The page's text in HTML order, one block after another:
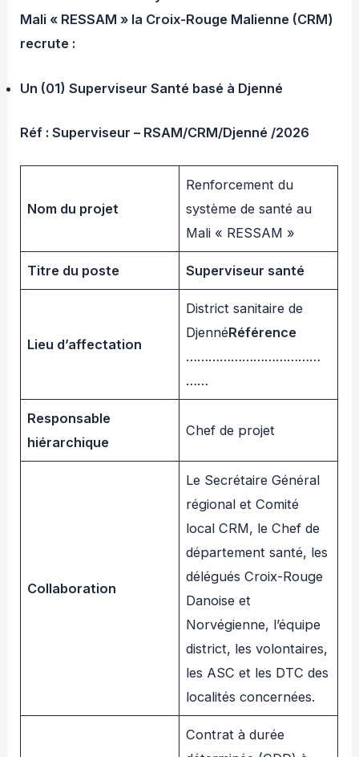
Mali « RESSAM » la Croix-Rouge Malienne (CRM)
recrute :
Un (01) Superviseur Santé basé à Djenné
Réf : Superviseur – RSAM/CRM/Djenné /2026
Nom du projet
Renforcement du
système de santé au
Mali « RESSAM »
Titre du poste Superviseur santé
Lieu d’affectation
District sanitaire de
DjennéRéférence
………………………………
……
Responsable
hiérarchique
Chef de projet
Collaboration
Le Secrétaire Général
régional et Comité
local CRM, le Chef de
département santé, les
délégués Croix-Rouge
Danoise et
Norvégienne, l’équipe
district, les volontaires,
les ASC et les DTC des
localités concernées.
Contrat à durée